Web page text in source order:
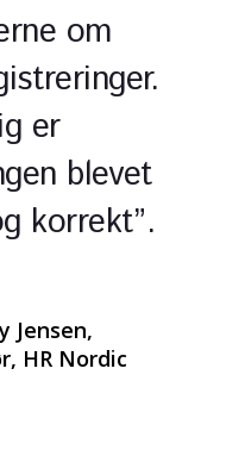
om
er
blevet
korrekt”.
Jensen,
HR Nordic